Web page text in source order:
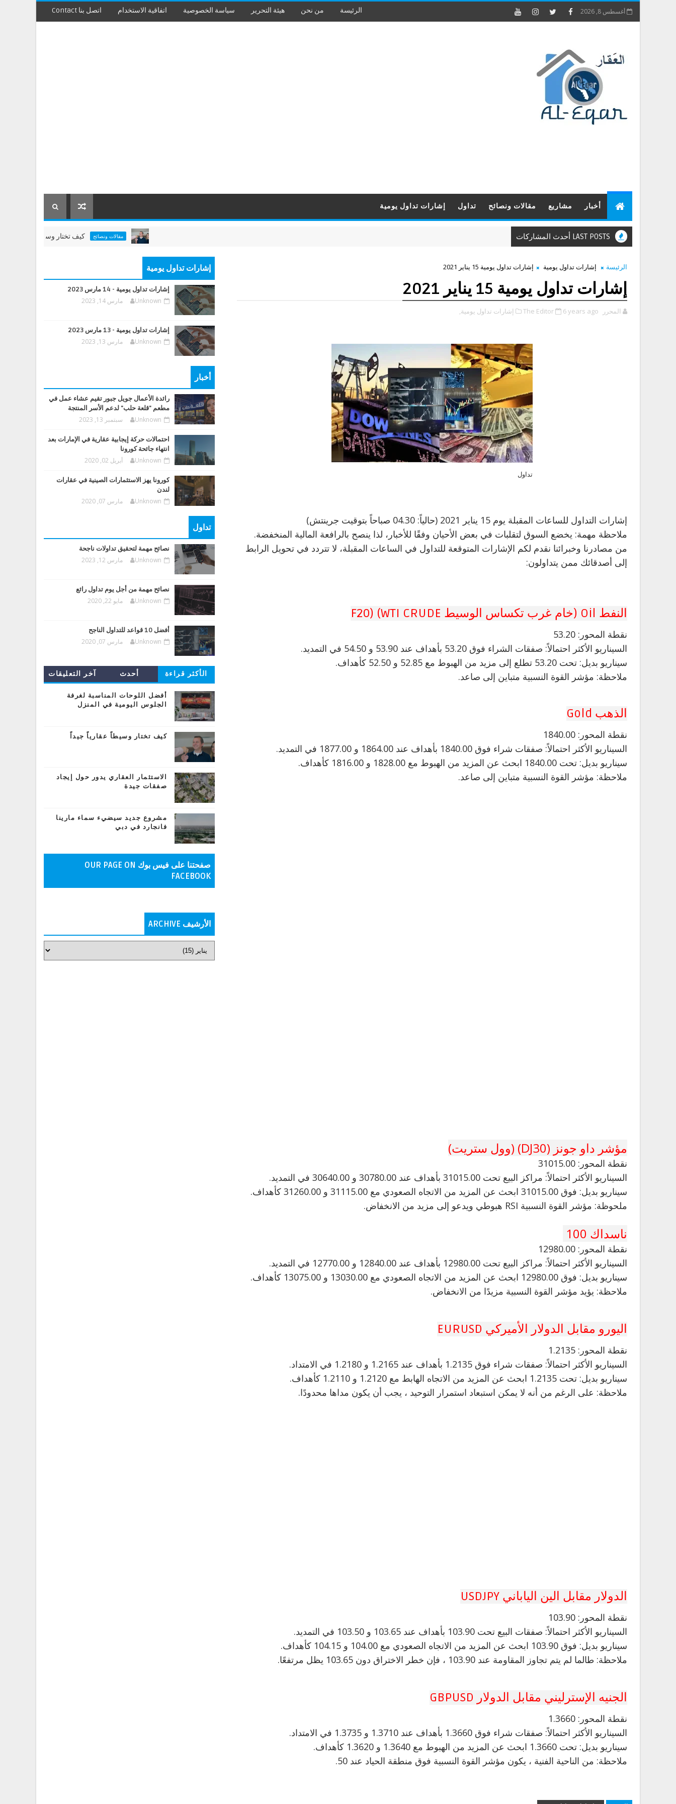
أغسطس 8, 2026 الرئيسة من نحن هيئة التحرير سياسة الخصوصية اتفاقية الاستخدام اتصل بنا Contact
أخبار مشاريع مقالات ونصائح تداول إشارات تداول يومية
LAST POSTS أحدث المشاركات مقالات ونصائح كيف تختار وسيطاً عقارياً جيداً
الرئيسة إشارات تداول يومية إشارات تداول يومية 15 يناير 2021
إشارات تداول يومية 15 يناير 2021
المحرر The Editor 6 years ago إشارات تداول يومية,
تداول
إشارات التداول للساعات المقبلة يوم 15 يناير 2021 (حالياً: 04.30 صباحاً بتوقيت جرينتش)
ملاحظة مهمة: يخضع السوق لتقلبات في بعض الأحيان وفقًا للأخبار، لذا ينصح بالرافعة المالية المنخفضة.
من مصادرنا وخبرائنا نقدم لكم الإشارات المتوقعة للتداول في الساعات المقبلة، لا تتردد في تحويل الرابط
إلى أصدقائك ممن يتداولون:
النفط Oil (خام غرب تكساس الوسيط WTI CRUDE) (F20
نقطة المحور: 53.20
السيناريو الأكثر احتمالاً: صفقات الشراء فوق 53.20 بأهداف عند 53.90 و 54.50 في التمديد.
سيناريو بديل: تحت 53.20 تطلع إلى مزيد من الهبوط مع 52.85 و 52.50 كأهداف.
ملاحظة: مؤشر القوة النسبية متباين إلى صاعد.
الذهب Gold
نقطة المحور: 1840.00
السيناريو الأكثر احتمالاً: صفقات شراء فوق 1840.00 بأهداف عند 1864.00 و 1877.00 في التمديد.
سيناريو بديل: تحت 1840.00 ابحث عن المزيد من الهبوط مع 1828.00 و 1816.00 كأهداف.
ملاحظة: مؤشر القوة النسبية متباين إلى صاعد.
مؤشر داو جونز (DJ30) (وول ستريت)
نقطة المحور: 31015.00
السيناريو الأكثر احتمالاً: مراكز البيع تحت 31015.00 بأهداف عند 30780.00 و 30640.00 في التمديد.
سيناريو بديل: فوق 31015.00 ابحث عن المزيد من الاتجاه الصعودي مع 31115.00 و 31260.00 كأهداف.
ملحوظة: مؤشر القوة النسبية RSI هبوطي ويدعو إلى مزيد من الانخفاض.
ناسداك 100
نقطة المحور: 12980.00
السيناريو الأكثر احتمالاً: مراكز البيع تحت 12980.00 بأهداف عند 12840.00 و 12770.00 في التمديد.
سيناريو بديل: فوق 12980.00 ابحث عن المزيد من الاتجاه الصعودي مع 13030.00 و 13075.00 كأهداف.
ملاحظة: يؤيد مؤشر القوة النسبية مزيدًا من الانخفاض.
اليورو مقابل الدولار الأميركي EURUSD
نقطة المحور: 1.2135
السيناريو الأكثر احتمالاً: صفقات شراء فوق 1.2135 بأهداف عند 1.2165 و 1.2180 في الامتداد.
سيناريو بديل: تحت 1.2135 ابحث عن المزيد من الاتجاه الهابط مع 1.2120 و 1.2110 كأهداف.
ملاحظة: على الرغم من أنه لا يمكن استبعاد استمرار التوحيد ، يجب أن يكون مداها محدودًا.
الدولار مقابل الين الياباني USDJPY
نقطة المحور: 103.90
السيناريو الأكثر احتمالاً: صفقات البيع تحت 103.90 بأهداف عند 103.65 و 103.50 في التمديد.
سيناريو بديل: فوق 103.90 ابحث عن المزيد من الاتجاه الصعودي مع 104.00 و 104.15 كأهداف.
ملاحظة: طالما لم يتم تجاوز المقاومة عند 103.90 ، فإن خطر الاختراق دون 103.65 يظل مرتفعًا.
الجنيه الإسترليني مقابل الدولار GBPUSD
نقطة المحور: 1.3660
السيناريو الأكثر احتمالاً: صفقات شراء فوق 1.3660 بأهداف عند 1.3710 و 1.3735 في الامتداد.
سيناريو بديل: تحت 1.3660 ابحث عن المزيد من الهبوط مع 1.3640 و 1.3620 كأهداف.
ملاحظة: من الناحية الفنية ، يكون مؤشر القوة النسبية فوق منطقة الحياد عند 50.
إشارات تداول يومية
إشارات تداول يومية - 14 مارس 2023
Unknown مارس 14, 2023
إشارات تداول يومية - 13 مارس 2023
Unknown مارس 13, 2023
أخبار
رائدة الأعمال جويل جبور تقيم عشاء عمل في
مطعم "قلعة حلب" لدعم الأسر المنتجة
Unknown سبتمبر 13, 2023
احتمالات حركة إيجابية عقارية في الإمارات بعد
انتهاء جائحة كورونا
Unknown أبريل 02, 2020
كورونا يهز الاستثمارات الصينية في عقارات
لندن
Unknown مارس 07, 2020
تداول
نصائح مهمة لتحقيق تداولات ناجحة
Unknown مارس 12, 2023
نصائح مهمة من أجل يوم تداول رائع
Unknown مايو 22, 2020
أفضل 10 قواعد للتداول الناجح
Unknown مارس 07, 2020
الأكثر قراءة
أحدث
آخر التعليقات
أفضل اللوحات المناسبة لغرفة
الجلوس اليومية في المنزل
كيف تختار وسيطاً عقارياً جيداً
الاستثمار العقاري يدور حول إيجاد
صفقات جيدة
مشروع جديد سيضيء سماء مارينا
فانجارد في دبي
صفحتنا على فيس بوك OUR PAGE ON
FACEBOOK
الأرشيف ARCHIVE